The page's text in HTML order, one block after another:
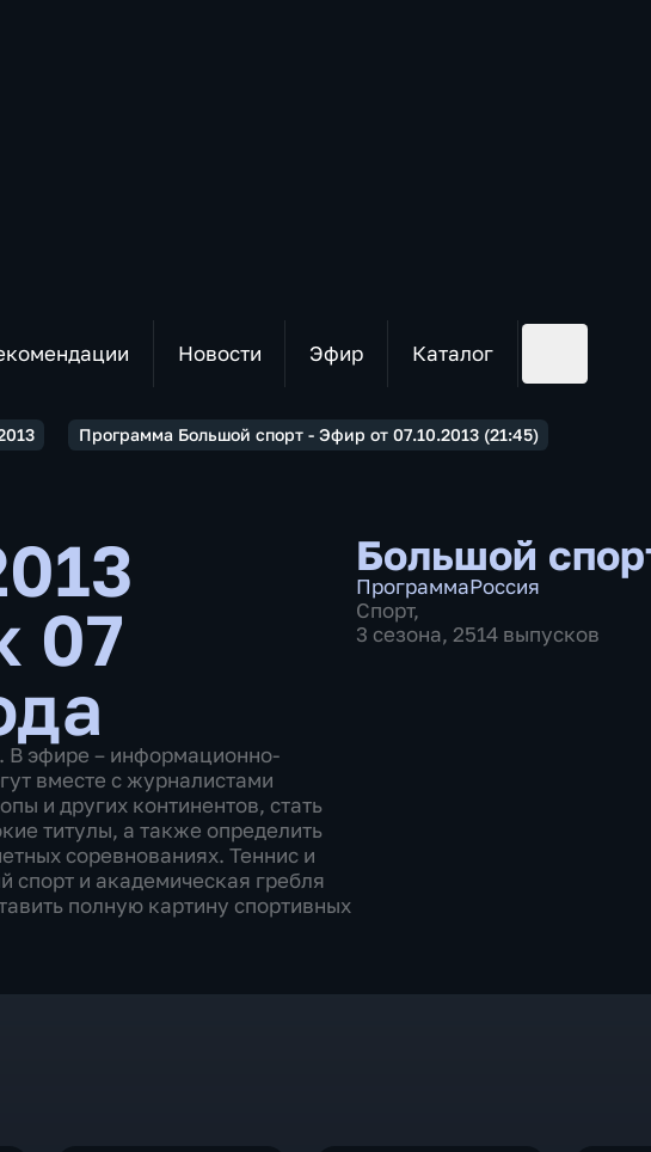
Новости Эфир Каталог
Программа Большой спорт - Эфир от 07.10.2013 (21:45)
07
В эфире – информационно-
вместе с журналистами
и других континентов, стать
титулы, а также определить
соревнованиях. Теннис и
спорт и академическая гребля
полную картину спортивных
Большой
ПрограммаРоссия
Спорт,
3 сезона, 2514 выпусков